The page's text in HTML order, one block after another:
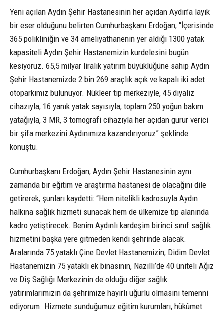
Yeni açılan Aydın Şehir Hastanesinin her açıdan Aydın’a layık
bir eser olduğunu belirten Cumhurbaşkanı Erdoğan, “İçerisinde
365 polikliniğin ve 34 ameliyathanenin yer aldığı 1300 yatak
kapasiteli Aydın Şehir Hastanemizin kurdelesini bugün
kesiyoruz. 65,5 milyar liralık yatırım büyüklüğüne sahip Aydın
Şehir Hastanemizde 2 bin 269 araçlık açık ve kapalı iki adet
otoparkımız bulunuyor. Nükleer tıp merkeziyle, 45 diyaliz
cihazıyla, 16 yanık yatak sayısıyla, toplam 250 yoğun bakım
yatağıyla, 3 MR, 3 tomografi cihazıyla her açıdan gurur verici
bir şifa merkezini Aydınımıza kazandırıyoruz” şeklinde
konuştu.
Cumhurbaşkanı Erdoğan, Aydın Şehir Hastanesinin aynı
zamanda bir eğitim ve araştırma hastanesi de olacağını dile
getirerek, şunları kaydetti: “Hem nitelikli kadrosuyla Aydın
halkına sağlık hizmeti sunacak hem de ülkemize tıp alanında
kadro yetiştirecek. Benim Aydınlı kardeşim birinci sınıf sağlık
hizmetini başka yere gitmeden kendi şehrinde alacak.
Aralarında 75 yataklı Çine Devlet Hastanemizin, Didim Devlet
Hastanemizin 75 yataklı ek binasının, Nazilli’de 40 üniteli Ağız
ve Diş Sağlığı Merkezinin de olduğu diğer sağlık
yatırımlarımızın da şehrimize hayırlı uğurlu olmasını temenni
ediyorum. Hizmete sunduğumuz eğitim kurumları, hükûmet